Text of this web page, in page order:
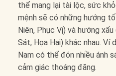
thể mang lại tài lộc, sức
mệnh sẽ có những hướng
Niên, Phục Vị) và hướng
Sát, Họa Hại) khác nhau. Ví
Nam có thể đón nhiều ánh
cảm giác thoáng đãng.